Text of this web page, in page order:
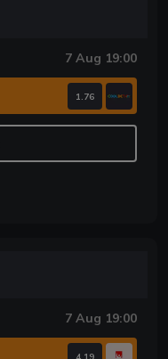
7 Aug 19:00
1.76
7 Aug 19:00
4.19